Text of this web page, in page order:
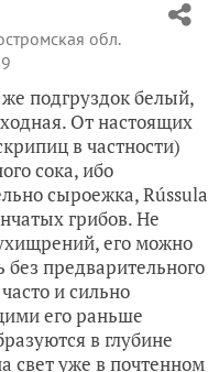
обл.
подгруздок белый,
От настоящих
в частности)
сока, ибо
сыроежка, Rússula
грибов. Не
его можно
предварительного
и сильно
его раньше
в глубине
свет уже в почтенном